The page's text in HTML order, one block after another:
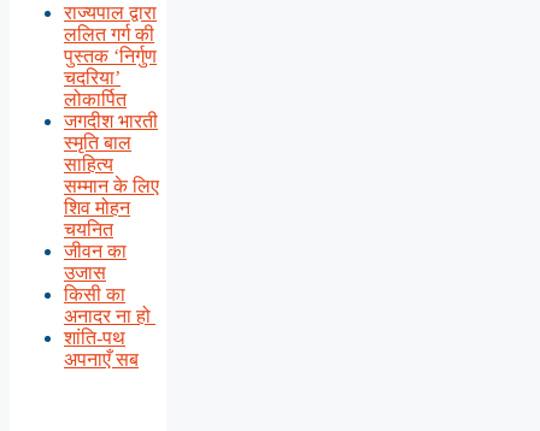
राज्यपाल द्वारा
ललित गर्ग की
पुस्तक ‘निर्गुण
चदरिया’
लोकार्पित
जगदीश भारती
स्मृति बाल
साहित्य
सम्मान के लिए
शिव मोहन
चयनित
जीवन का
उजास
किसी का
अनादर ना हो
शांति-पथ
अपनाएँ सब